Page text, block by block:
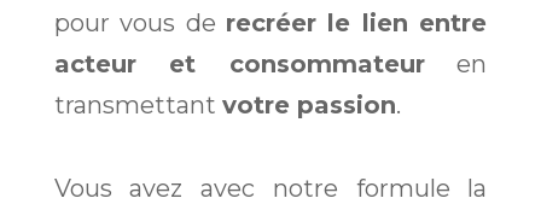
pour vous de recréer le lien entre
acteur et consommateuren
transmettant votre passion.
Vous avez avec notre formule la